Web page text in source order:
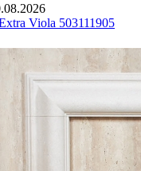
Viola 503111905